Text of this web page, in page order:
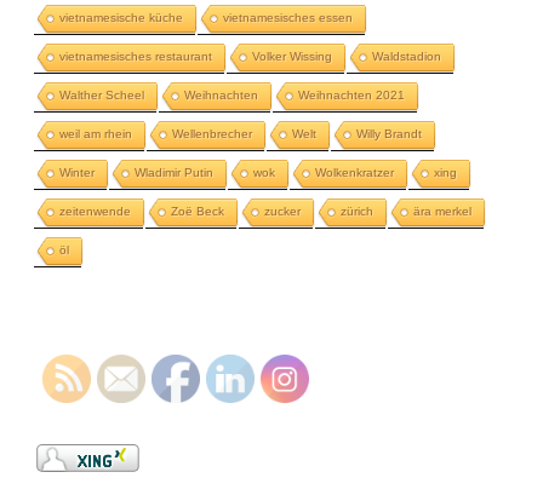
vietnamesische küche vietnamesisches essen
vietnamesisches restaurant Volker Wissing Waldstadion
Walther Scheel Weihnachten Weihnachten 2021
weil am rhein Wellenbrecher Welt Willy Brandt
Winter Wladimir Putin wok Wolkenkratzer xing
zeitenwende Zoë Beck zucker zürich ära merkel
öl